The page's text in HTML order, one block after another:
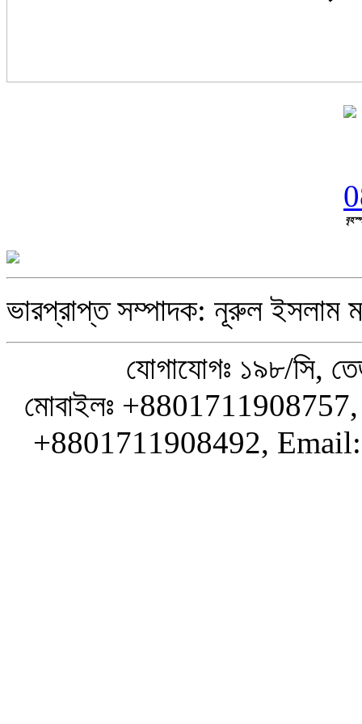
ভারপ্রাপ্ত সম্পাদক: নূরুল ইসলাম
যোগাযোগঃ ১৯৮/সি,
মোবাইলঃ
+8801711908492,